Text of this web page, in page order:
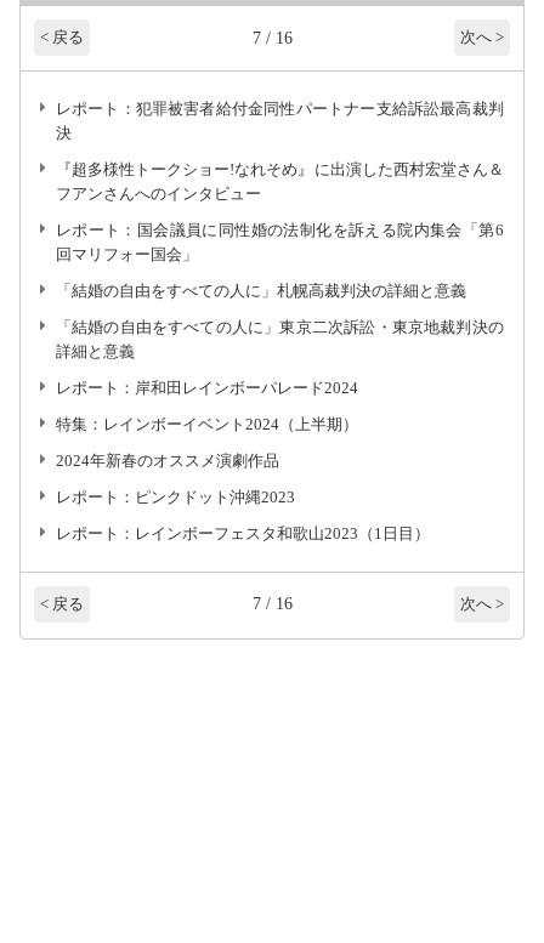
< 戻る 7 / 16 次へ >
レポート：犯罪被害者給付金同性パートナー支給訴訟最高裁判
決
『超多様性トークショー!なれそめ』に出演した西村宏堂さん＆
フアンさんへのインタビュー
レポート：国会議員に同性婚の法制化を訴える院内集会「第6
回マリフォー国会」
「結婚の自由をすべての人に」札幌高裁判決の詳細と意義
「結婚の自由をすべての人に」東京二次訴訟・東京地裁判決の
詳細と意義
レポート：岸和田レインボーパレード2024
特集：レインボーイベント2024（上半期）
2024年新春のオススメ演劇作品
レポート：ピンクドット沖縄2023
レポート：レインボーフェスタ和歌山2023（1日目）
< 戻る 7 / 16 次へ >